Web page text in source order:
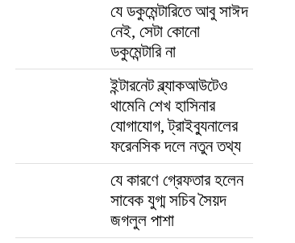
যে ডকুমেন্টারিতে আবু সাঈদ
নেই, সেটা কোনো
ডকুমেন্টারি না
ইন্টারনেট ব্ল্যাকআউটেও
থামেনি শেখ হাসিনার
যোগাযোগ, ট্রাইব্যুনালের
ফরেনসিক দলে নতুন তথ্য
যে কারণে গ্রেফতার হলেন
সাবেক যুগ্ম সচিব সৈয়দ
জগলুল পাশা